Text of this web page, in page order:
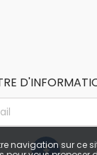
navigation sur ce